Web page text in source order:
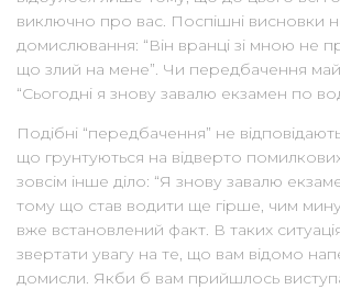
виключно про вас. Поспішні висновки
домислювання: “Він вранці зі мною не
що злий на мене”. Чи передбачення
“Сьогодні я знову завалю екзамен по
Подібні “передбачення” не
що грунтуються на відверто
зовсім інше діло: “Я знову завалю
тому що став водити ще гірше, чим
вже встановлений факт. В таких
звертати увагу на те, що вам відомо
домисли. Якби б вам прийшлось